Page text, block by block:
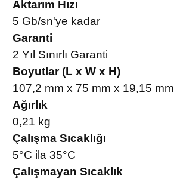
Aktarım Hızı
5 Gb/sn'ye kadar
Garanti
2 Yıl Sınırlı Garanti
Boyutlar (L x W x H)
107,2 mm x 75 mm x 19,15 mm
Ağırlık
0,21 kg
Çalışma Sıcaklığı
5°C ila 35°C
Çalışmayan Sıcaklık